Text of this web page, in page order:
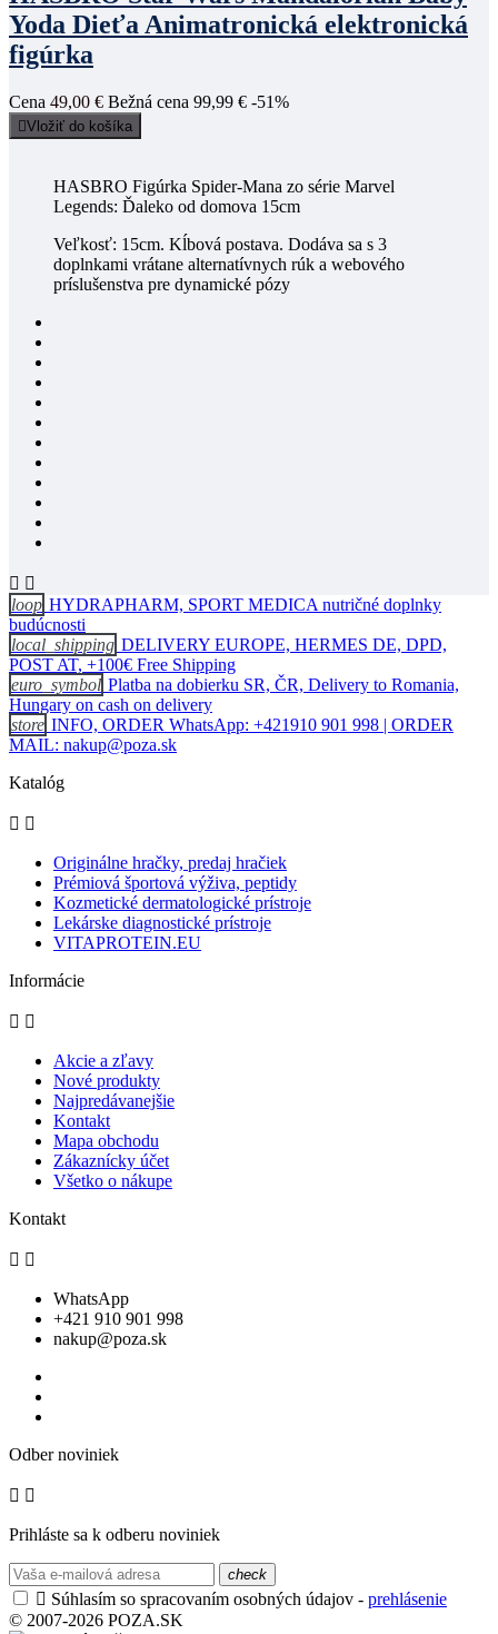
Yoda Dieťa Animatronická elektronická
figúrka
Cena 49,00 € Bežná cena 99,99 € -51%
Vložiť do košíka
HASBRO Figúrka Spider-Mana zo série Marvel
Legends: Ďaleko od domova 15cm
Veľkosť: 15cm. Kĺbová postava. Dodáva sa s 3
doplnkami vrátane alternatívnych rúk a webového
príslušenstva pre dynamické pózy
 
loop HYDRAPHARM, SPORT MEDICA nutričné doplnky
budúcnosti
local_shipping DELIVERY EUROPE, HERMES DE, DPD,
POST AT, +100€ Free Shipping
euro_symbol Platba na dobierku SR, ČR, Delivery to Romania,
Hungary on cash on delivery
store INFO, ORDER WhatsApp: +421910 901 998 | ORDER
MAIL: nakup@poza.sk
Katalóg
 
Originálne hračky, predaj hračiek
Prémiová športová výživa, peptidy
Kozmetické dermatologické prístroje
Lekárske diagnostické prístroje
VITAPROTEIN.EU
Informácie
 
Akcie a zľavy
Nové produkty
Najpredávanejšie
Kontakt
Mapa obchodu
Zákaznícky účet
Všetko o nákupe
Kontakt
 
WhatsApp
+421 910 901 998
nakup@poza.sk
Odber noviniek
 
Prihláste sa k odberu noviniek
check
 Súhlasím so spracovaním osobných údajov - prehlásenie
© 2007-2026 POZA.SK